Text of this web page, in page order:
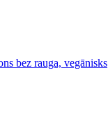
bez rauga, vegānisks